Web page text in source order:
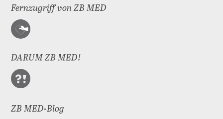
Fernzugriff von ZB MED
DARUM ZB MED!
ZB MED-Blog